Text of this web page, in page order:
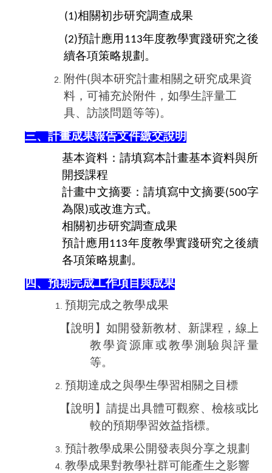
(1)相關初步研究調查成果
(2)預計應用 113年度教學實踐研究之後
續各項策略規劃。
附件(與本研究計畫相關之研究成果資
料，可補充於附件，如學生評量工
具、訪談問題等等)。
三、計畫成果報告文件繳交說明
基本資料：請填寫本計畫基本資料與所
開授課程
計畫中文摘要：請填寫中文摘要(500字
為限)或改進方式。
相關初步研究調查成果
預計應用 113年度教學實踐研究之後續
各項策略規劃。
四、預期完成工作項目與成果
預期完成之教學成果
【說明】如開發新教材、新課程，線上
教學資源庫或教學測驗與評量
等。
預期達成之與學生學習相關之目標
【說明】請提出具體可觀察、檢核或比
較的預期學習效益指標。
預計教學成果公開發表與分享之規劃
教學成果對教學社群可能產生之影響